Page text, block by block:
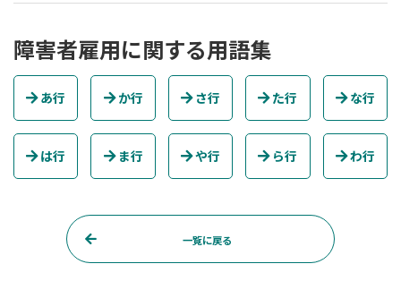
障害者雇用に関する用語集
あ行 か行 さ行 た行 な行
は行 ま行 や行 ら行 わ行
一覧に戻る